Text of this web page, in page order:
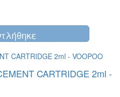
CARTRIDGE 2ml -